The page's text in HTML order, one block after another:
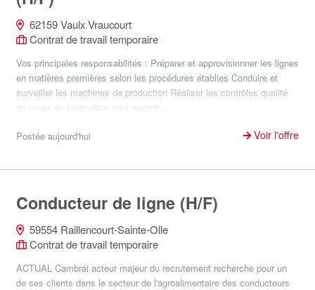
62159 Vaulx Vraucourt
Contrat de travail temporaire
Vos principales responsabilités : Préparer et approvisionner les lignes
en matières premières selon les procédures établies Conduire et
surveiller les machines de production Réaliser les contrôles qualité
en cours de fabrication pour garanti...
Postée aujourd'hui Voir l'offre
Conducteur de ligne (H/F)
59554 Raillencourt-Sainte-Olle
Contrat de travail temporaire
ACTUAL Cambrai acteur majeur du recrutement recherche pour un
de ses clients dans le secteur de l'agroalimentaire des conducteurs